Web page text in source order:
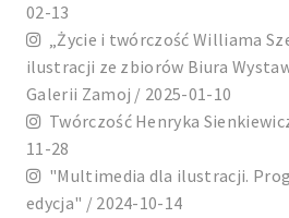
02-13
„Życie i twórczość Williama
ilustracji ze zbiorów Biura
Galerii Zamoj / 2025-01-10
Twórczość Henryka
11-28
"Multimedia dla ilustracji.
edycja" / 2024-10-14